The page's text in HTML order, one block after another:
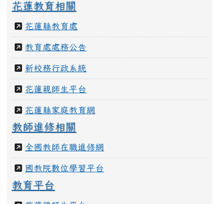
舞鶴環教網
學務處網站
性平專區
學生寫作園地
舞鶴國小校刊
基女X舞鶴共讀計畫
花蓮教育相關
花蓮縣教育處
教育處處務公告